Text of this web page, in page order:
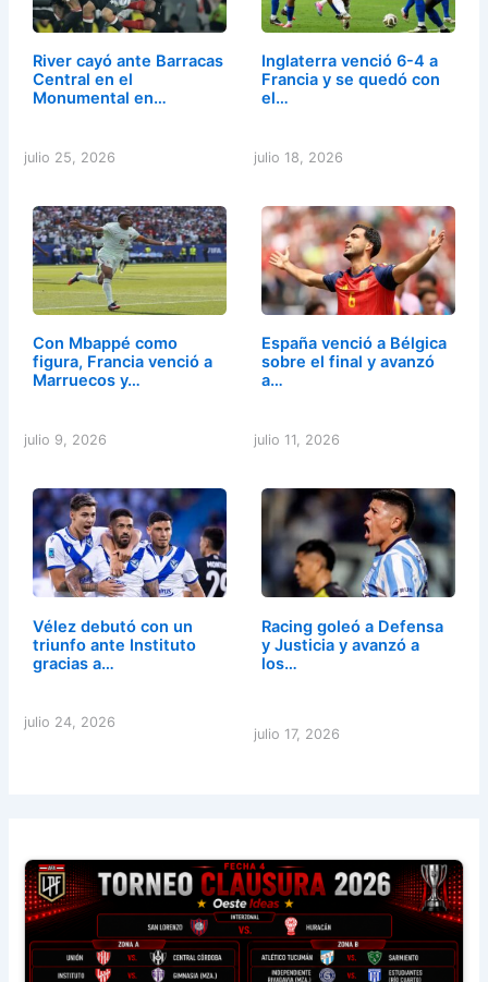
River cayó ante Barracas
Central en el
Monumental en…
julio 25, 2026
Inglaterra venció 6-4 a
Francia y se quedó con
el…
julio 18, 2026
Con Mbappé como
figura, Francia venció a
Marruecos y…
julio 9, 2026
España venció a Bélgica
sobre el final y avanzó
a…
julio 11, 2026
Vélez debutó con un
triunfo ante Instituto
gracias a…
julio 24, 2026
Racing goleó a Defensa
y Justicia y avanzó a
los…
julio 17, 2026